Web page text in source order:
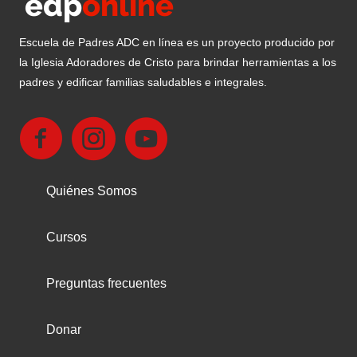
Escuela de Padres ADC en línea es un proyecto producido por
la Iglesia Adoradores de Cristo para brindar herramientas a los
padres y edificar familias saludables e integrales.
Quiénes Somos
Cursos
Preguntas frecuentes
Donar